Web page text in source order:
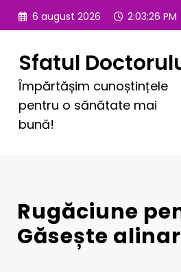
6 august 2026 2:03:28 PM
Sfatul
Împărtășim cunoștințele
pentru o sănătate mai
bună!
Rugăciune
Găsește